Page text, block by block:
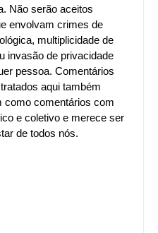
Não serão aceitos
envolvam crimes de
multiplicidade de
invasão de privacidade
pessoa. Comentários
aqui também
como comentários com
e coletivo e merece ser
de todos nós.